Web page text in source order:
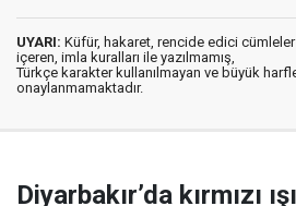
UYARI: Küfür, hakaret, rencide edici cümleler
içeren, imla kuralları ile yazılmamış,
Türkçe karakter kullanılmayan ve büyük
onaylanmamaktadır.
Diyarbakır’da kırmızı